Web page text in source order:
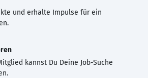
und erhalte Impulse für ein
kannst Du Deine Job-Suche